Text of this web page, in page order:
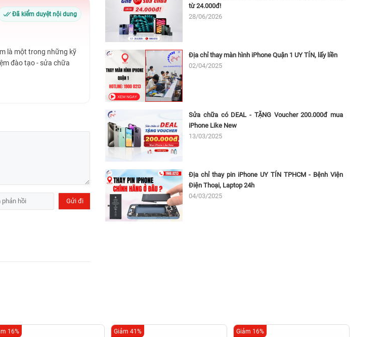
Đã kiểm duyệt nội dung
là một trong những kỹ
đào tạo - sửa chữa
từ 24.000đ!
28/06/2026
Địa chỉ thay màn hình iPhone Quận 1 UY TÍN, lấy liền
02/04/2025
Sửa chữa có DEAL - TẶNG Voucher 200.000đ mua
iPhone Like New
13/03/2025
Địa chỉ thay pin iPhone UY TÍN TPHCM - Bệnh Viện
Điện Thoại, Laptop 24h
04/03/2025
16% Giảm 41% Giảm 16%